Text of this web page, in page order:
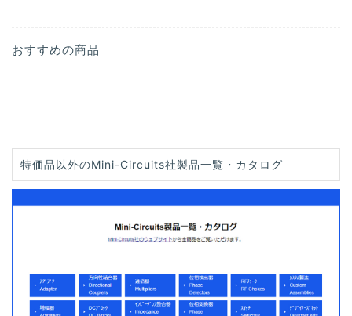
おすすめの商品
特価品以外のMini-Circuits社製品一覧・カタログ